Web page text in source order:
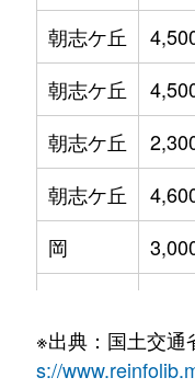
朝志ケ丘
朝志ケ丘
朝志ケ丘
朝志ケ丘
岡
岡
※出典：国土交通
s://